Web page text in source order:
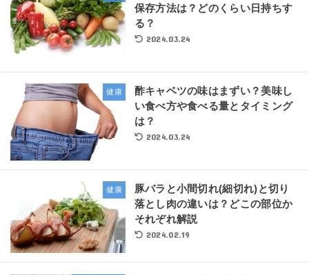
保存方法は？どのくらい日持ちす
る？
2024.03.24
健康
酢キャベツの味はまずい？美味し
い食べ方や食べる量とタイミング
は？
2024.03.24
健康
豚バラと小間切れ(細切れ)と切り
落とし肉の違いは？どこの部位か
それぞれ解説
2024.02.19